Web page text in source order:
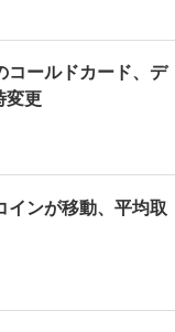
コールドカード、デ
変更
インが移動、平均取